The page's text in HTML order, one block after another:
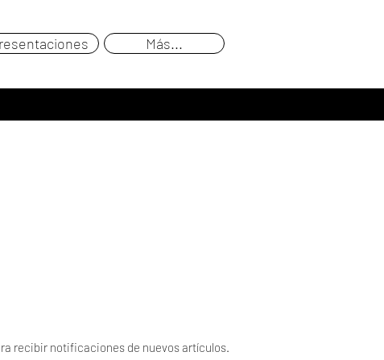
Más...
recibir notificaciones de nuevos artículos.